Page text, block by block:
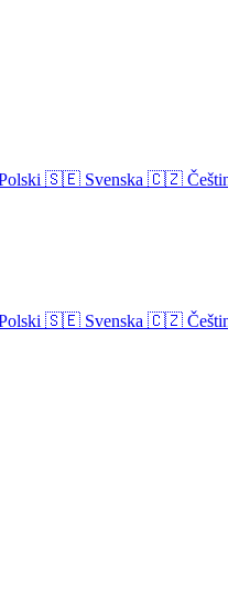
🇸🇪 Svenska 🇨🇿
🇸🇪 Svenska 🇨🇿